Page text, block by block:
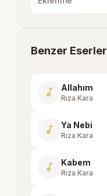
Benzer Eserler
music_note Allahım
Rıza Kara
music_note Ya Nebi
Rıza Kara
music_note Kabem
Rıza Kara